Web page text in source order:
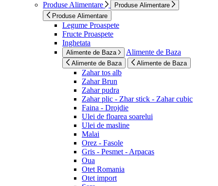
Produse Alimentare
Produse Alimentare
Produse Alimentare
Legume Proaspete
Fructe Proaspete
Inghetata
Alimente de Baza Alimente de Baza
Alimente de Baza Alimente de Baza
Zahar tos alb
Zahar Brun
Zahar pudra
Zahar plic - Zhar stick - Zahar cubic
Faina - Drojdie
Ulei de floarea soarelui
Ulei de masline
Malai
Orez - Fasole
Gris - Pesmet - Arpacas
Oua
Otet Romania
Otet import